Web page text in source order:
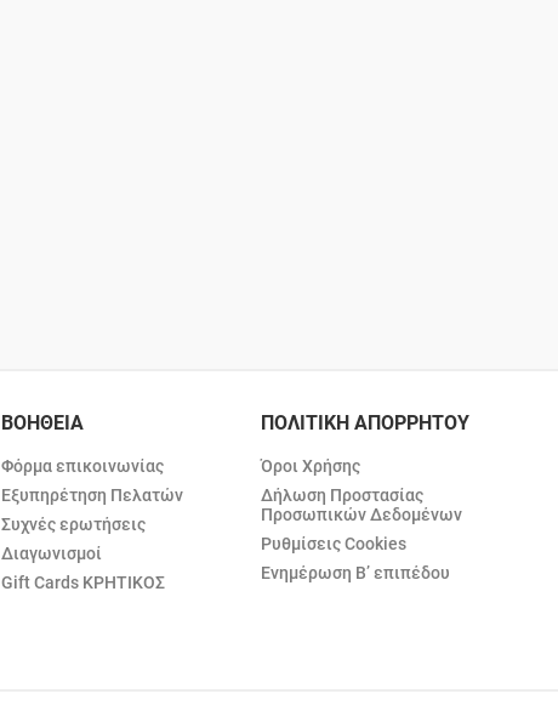
ΒΟΗΘΕΙΑ
Φόρμα επικοινωνίας
Εξυπηρέτηση Πελατών
Συχνές ερωτήσεις
Διαγωνισμοί
Gift Cards ΚΡΗΤΙΚΟΣ
ΠΟΛΙΤΙΚΗ ΑΠΟΡΡΗΤΟΥ
Όροι Χρήσης
Δήλωση Προστασίας
Προσωπικών Δεδομένων
Ρυθμίσεις Cookies
Ενημέρωση Β’ επιπέδου